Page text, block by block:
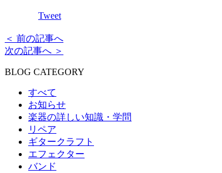
Tweet
＜ 前の記事へ
次の記事へ ＞
BLOG CATEGORY
すべて
お知らせ
楽器の詳しい知識・学問
リペア
ギタークラフト
エフェクター
バンド